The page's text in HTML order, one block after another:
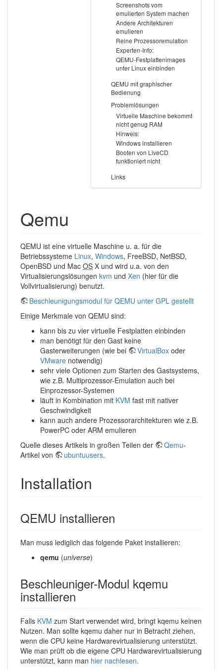
Screenshots vom
emulierten System machen
Andere Architekturen
emulieren
Reine Prozessoremulation
Experten-Info:
QEMU-Festplattenimages
unter Linux einbinden
QEMU mit graphischer
Bedienung
Problemlösungen
Virtuelle Maschine bekommt
nicht genug RAM
Hinweis:
Windows installieren
Booten von LiveCD
funktioniert nicht
Links
Qemu
QEMU ist eine virtuelle Maschine u. a. für die
Betriebssysteme Linux, Windows, FreeBSD, NetBSD,
OpenBSD und Mac OS X und wird u.a. von den
Virtualisierungslösungen kvm und Xen (hier für die
Vollvirtualisierung) benutzt.
Beschleunigungsmodul für QEMU unter GPL gestellt
Einige Merkmale von QEMU sind:
kann bis zu vier virtuelle Festplatten einbinden
man benötigt für den Gast keine
Gasterweiterungen (wie bei
VirtualBox oder
VMware notwendig)
sehr viele Optionen zum Starten des Gastsystems,
wie z.B. Multiprozessor-Emulation auch bei
Einprozessor-Systemen
läuft in Kombination mit KVM fast mit nativer
Geschwindigkeit
kann auch andere Prozessorarchitekturen wie z.B.
PowerPC oder ARM emulieren
Quelle dieses Artikels in großen Teilen der
Qemu-
Artikel von
ubuntuusers.
Installation
QEMU installieren
Man muss lediglich das folgende Paket installieren:
qemu (universe)
Beschleuniger-Modul kqemu
installieren
Falls KVM zum Start verwendet wird, bringt kqemu keinen
Nutzen. Man sollte kqemu daher nur in Betracht ziehen,
wenn die CPU keine Hardwarevirtualisierung unterstützt.
Wie man prüft ob die eigene CPU Hardwarevirtualisierung
unterstützt, kann man hier nachlesen.